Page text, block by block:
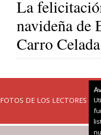
La
navideña de
Carro Celada
FOTOS DE LOS LECTORES